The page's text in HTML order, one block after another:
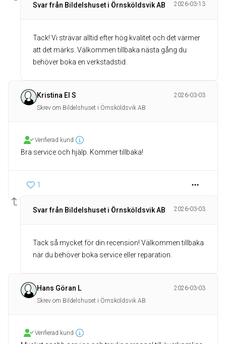
Svar från Bildelshuset i Örnsköldsvik AB 2026-03-13
Tack! Vi strävar alltid efter hög kvalitet och det värmer
att det märks. Välkommen tillbaka nästa gång du
behöver boka en verkstadstid.
Kristina El S
2026-03-03
Skrev om Bildelshuset i Örnsköldsvik AB
Verifierad kund
Bra service och hjälp. Kommer tillbaka!
1
Svar från Bildelshuset i Örnsköldsvik AB 2026-03-03
Tack så mycket för din recension! Välkommen tillbaka
när du behöver boka service eller reparation.
Hans Göran L
2026-03-03
Skrev om Bildelshuset i Örnsköldsvik AB
Verifierad kund